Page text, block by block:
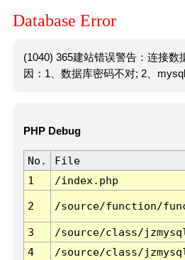
Database Error
(1040) 365建站错误警告：连接数
因：1、数据库密码不对; 2、mysql
PHP Debug
No. File
1
/index.php
2 /source/function/
3 /source/class/
4
/source/class/